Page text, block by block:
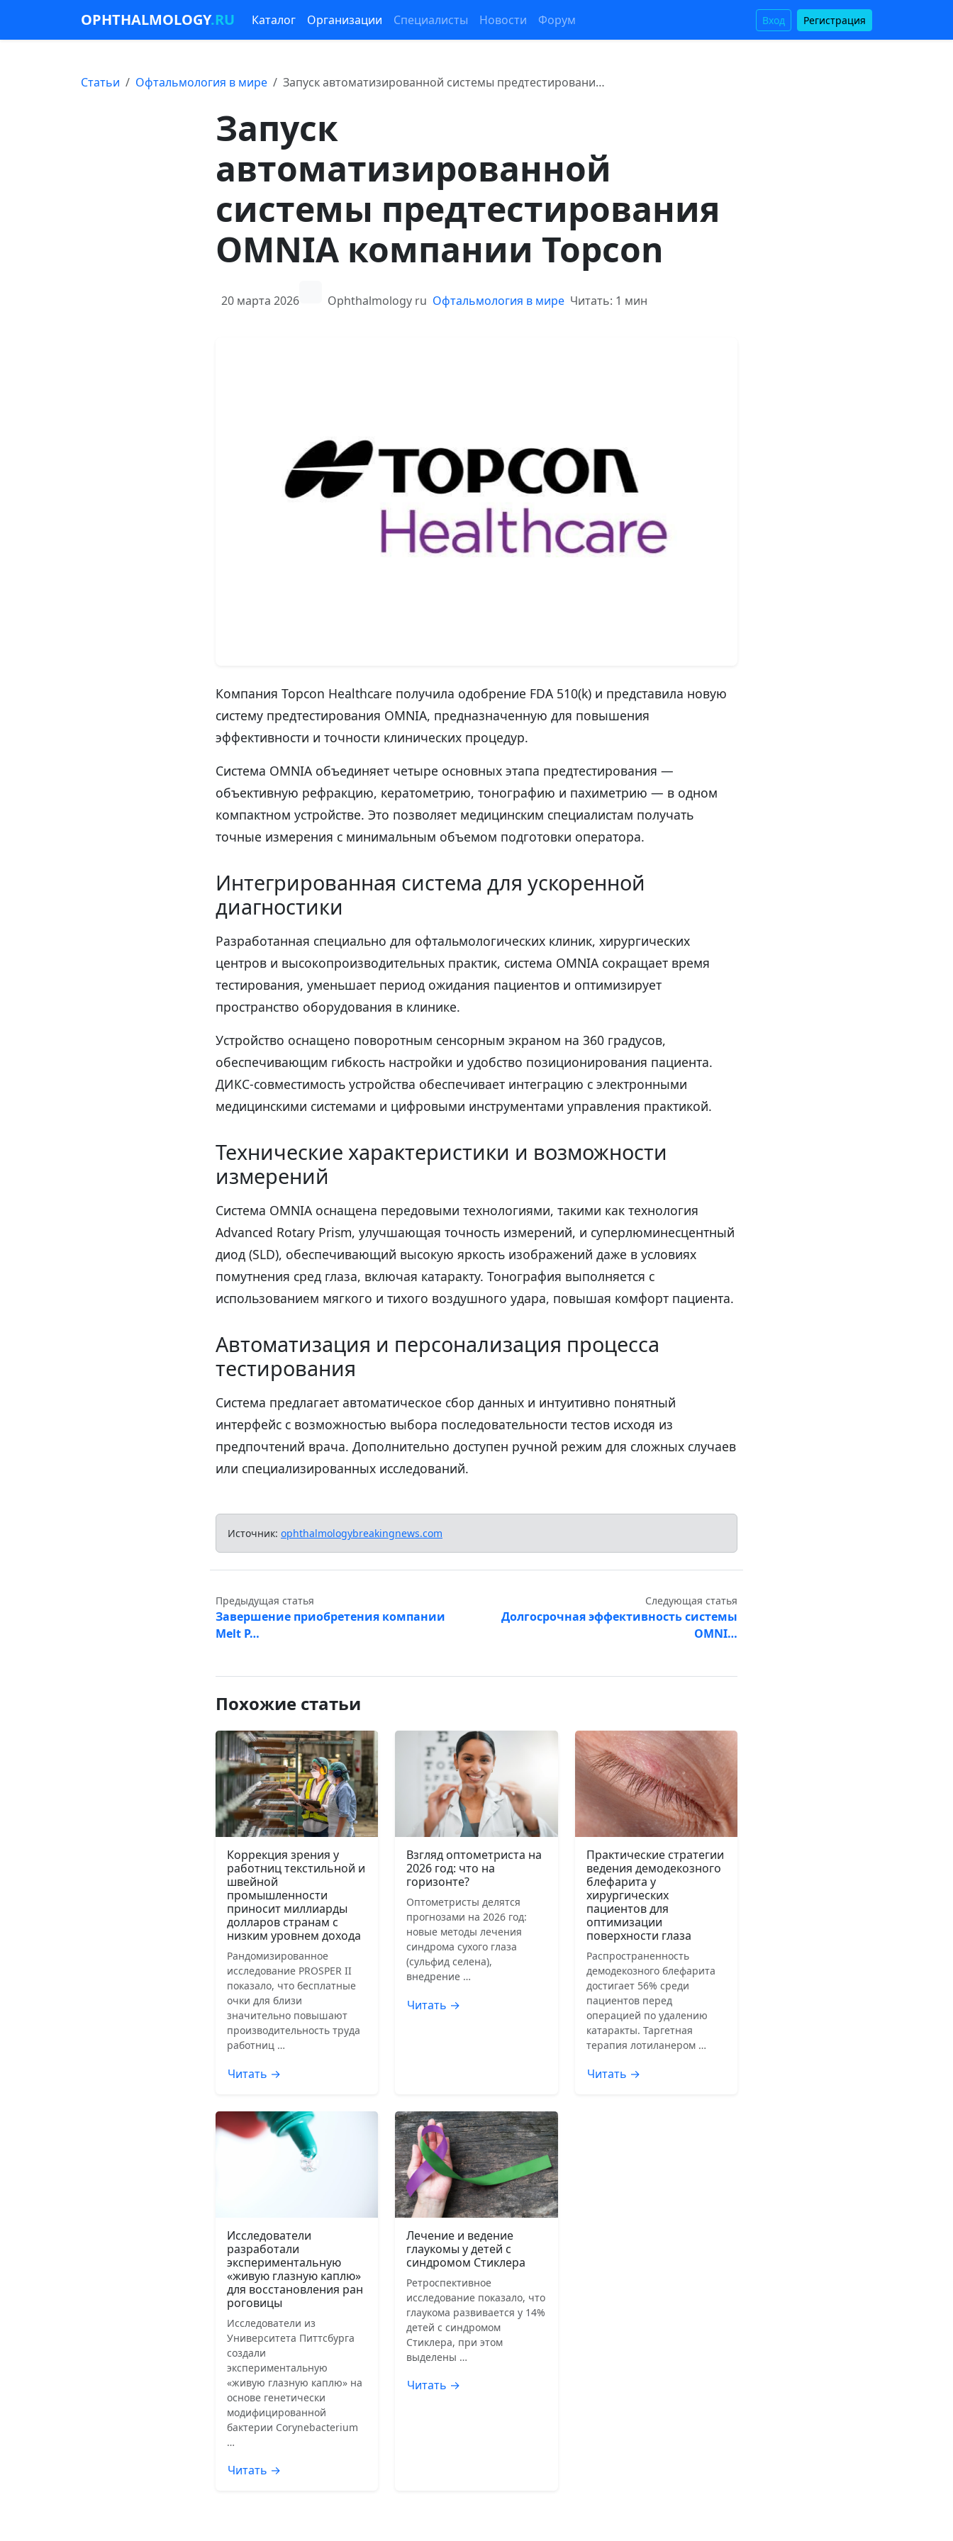
OPHTHALMOLOGY.RU Каталог Организации Специалисты Новости Форум Вход Регистрация
Статьи Офтальмология в мире Запуск автоматизированной системы предтестировани…
Запуск
автоматизированной
системы предтестирования
OMNIA компании Topcon
20 марта 2026 Ophthalmology ru Офтальмология в мире Читать: 1 мин
Компания Topcon Healthcare получила одобрение FDA 510(k) и представила новую
систему предтестирования OMNIA, предназначенную для повышения
эффективности и точности клинических процедур.
Система OMNIA объединяет четыре основных этапа предтестирования —
объективную рефракцию, кератометрию, тонографию и пахиметрию — в одном
компактном устройстве. Это позволяет медицинским специалистам получать
точные измерения с минимальным объемом подготовки оператора.
Интегрированная система для ускоренной
диагностики
Разработанная специально для офтальмологических клиник, хирургических
центров и высокопроизводительных практик, система OMNIA сокращает время
тестирования, уменьшает период ожидания пациентов и оптимизирует
пространство оборудования в клинике.
Устройство оснащено поворотным сенсорным экраном на 360 градусов,
обеспечивающим гибкость настройки и удобство позиционирования пациента.
ДИКС-совместимость устройства обеспечивает интеграцию с электронными
медицинскими системами и цифровыми инструментами управления практикой.
Технические характеристики и возможности
измерений
Система OMNIA оснащена передовыми технологиями, такими как технология
Advanced Rotary Prism, улучшающая точность измерений, и суперлюминесцентный
диод (SLD), обеспечивающий высокую яркость изображений даже в условиях
помутнения сред глаза, включая катаракту. Тонография выполняется с
использованием мягкого и тихого воздушного удара, повышая комфорт пациента.
Автоматизация и персонализация процесса
тестирования
Система предлагает автоматическое сбор данных и интуитивно понятный
интерфейс с возможностью выбора последовательности тестов исходя из
предпочтений врача. Дополнительно доступен ручной режим для сложных случаев
или специализированных исследований.
Источник: ophthalmologybreakingnews.com
Предыдущая статья
Завершение приобретения компании
Melt P…
Следующая статья
Долгосрочная эффективность системы
OMNI…
Похожие статьи
Коррекция зрения у
работниц текстильной и
швейной
промышленности
приносит миллиарды
долларов странам с
низким уровнем дохода
Рандомизированное
исследование PROSPER II
показало, что бесплатные
очки для близи
значительно повышают
производительность труда
работниц …
Читать →
Взгляд оптометриста на
2026 год: что на
горизонте?
Оптометристы делятся
прогнозами на 2026 год:
новые методы лечения
синдрома сухого глаза
(сульфид селена),
внедрение …
Читать →
Практические стратегии
ведения демодекозного
блефарита у
хирургических
пациентов для
оптимизации
поверхности глаза
Распространенность
демодекозного блефарита
достигает 56% среди
пациентов перед
операцией по удалению
катаракты. Таргетная
терапия лотиланером …
Читать →
Исследователи
разработали
экспериментальную
«живую глазную каплю»
для восстановления ран
роговицы
Исследователи из
Университета Питтсбурга
создали
экспериментальную
«живую глазную каплю» на
основе генетически
модифицированной
бактерии Corynebacterium
…
Читать →
Лечение и ведение
глаукомы у детей с
синдромом Стиклера
Ретроспективное
исследование показало, что
глаукома развивается у 14%
детей с синдромом
Стиклера, при этом
выделены …
Читать →